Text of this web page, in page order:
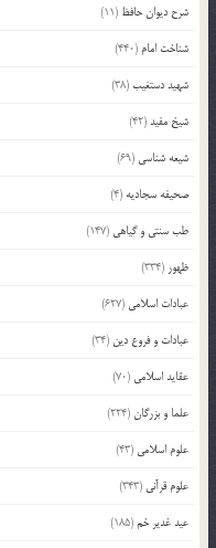
شرح دیوان حافظ (11)
شناخت امام (440)
شهید دستغیب(38)
شیخ مفید(42)
شیعه شناسی (69)
صحیفه سجادیه (4)
طب سنتی و گیاهی (147)
ظهور (334)
عبادات اسلامی (627)
عبادات و فروع دین (34)
عقاید اسلامی (70)
علما و بزرگان(224)
علوم اسلامی (43)
علوم قرآنی (343)
عید غدیر خم(185)